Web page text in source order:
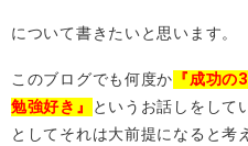
について書きたいと思います。
このブログでも何度か 『成功の
勉強好き』
というお話しをして
としてそれは大前提になると考